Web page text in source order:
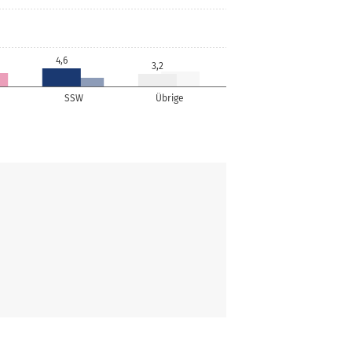
SSW Übrige
4,6 3,2